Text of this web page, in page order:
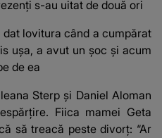
s-au uitat de două ori
lovitura când a cumpărat
ușa, a avut un șoc și acum
de ea
Sterp și Daniel Aloman
Fiica mamei Geta
să treacă peste divorț: “Ar